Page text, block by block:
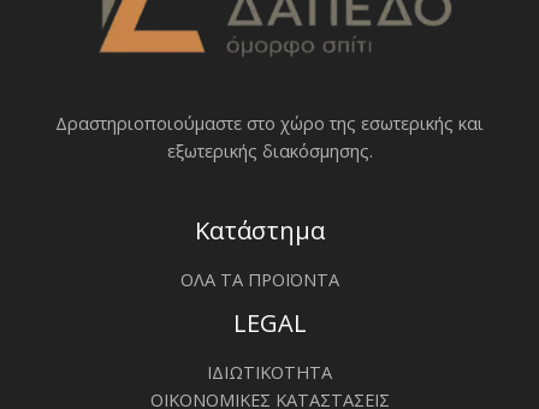
Δραστηριοποιoύμαστε στο χώρο της εσωτερικής και
εξωτερικής διακόσμησης.
Κατάστημα
ΟΛΑ ΤΑ ΠΡΟΪΟΝΤΑ
LEGAL
ΙΔΙΩΤΙΚΟΤΗΤΑ
ΟΙΚΟΝΟΜΙΚΕΣ ΚΑΤΑΣΤΑΣΕΙΣ